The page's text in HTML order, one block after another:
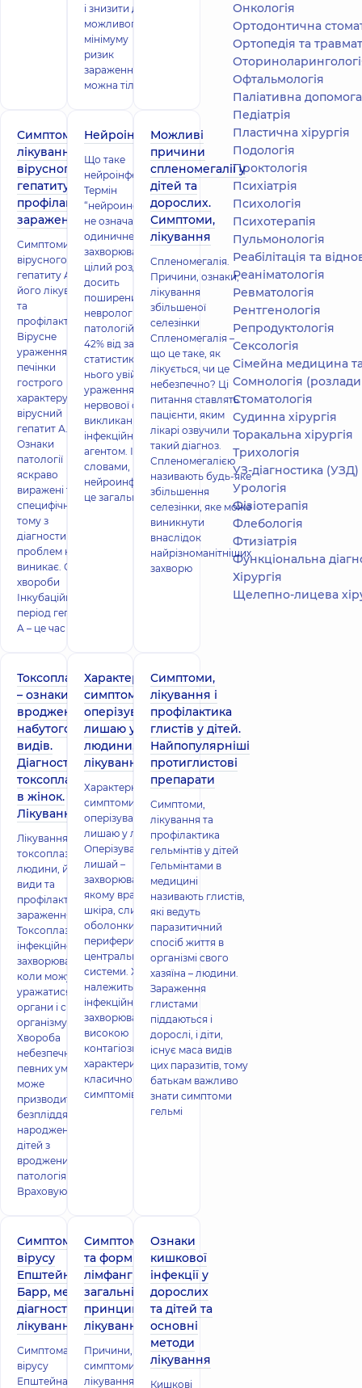
і знизити до
можливого
мінімуму
ризик
зараження
можна тільк
Симптоми і
лікування
вірусного
гепатиту А,
профілактика
зараження
Симптоми
вірусного
гепатиту A,
його лікування
та
профілактика
Вірусне
ураження
печінки
гострого
характеру – це
вірусний
гепатит А.
Ознаки
патології
яскраво
виражені та
специфічні,
тому з
діагностикою
проблем не
виникає. Опис
хвороби
Інкубаційний
період гепатиту
A – це час від мо
Нейроінфекція
Що таке
нейроінфекція?
Термін
“нейроинфекция»
не означає якесь
одиничне
захворювання. Це
цілий розділ
досить
поширених
неврологічних
патологій (понад
42% від загальної
статистики). До
нього увійшли
ураження
нервової системи,
викликані
інфекційним
агентом. Іншими
словами,
нейроинфекция –
це загальна
Можливі
причини
спленомегалії у
дітей та
дорослих.
Симптоми,
лікування
Спленомегалія.
Причини, ознаки,
лікування
збільшеної
селезінки
Спленомегалія –
що це таке, як
лікується, чи це
небезпечно? Ці
питання ставлять
пацієнти, яким
лікарі озвучили
такий діагноз.
Спленомегалією
називають будь-яке
збільшення
селезінки, яке може
виникнути
внаслідок
найрізноманітніших
захворю
Токсоплазмоз
– ознаки
вродженого і
набутого
видів.
Діагностика
токсоплазмозу
в жінок.
Лікування.
Лікування
токсоплазмозу у
людини, його
види та
профілактика
зараження
Токсоплазмоз –
інфекційне
захворювання,
коли можуть
уражатися всі
органи і системи
організму.
Хвороба
небезпечна, в
певних умовах
може
призводити до
безпліддя або
народження
дітей з
вродженими
патологіями.
Враховуючи це,
Характерні
симптоми
оперізувального
лишаю у
людини,
лікування
Характерні
симптоми
оперізувального
лишаю у людини
Оперізувальний
лишай –
захворювання, при
якому вражається
шкіра, слизові
оболонки, а також
периферична й
центральна нервові
системи. Хвороба
належить до
інфекційних
захворювань із
високою
контагіозністю і
характеризується
класичною тріадою
симптомів
Симптоми,
лікування і
профілактика
глистів у дітей.
Найпопулярніші
протиглистові
препарати
Симптоми,
лікування та
профілактика
гельмінтів у дітей
Гельмінтами в
медицині
називають глистів,
які ведуть
паразитичний
спосіб життя в
організмі свого
хазяїна – людини.
Зараження
глистами
піддаються і
дорослі, і діти,
існує маса видів
цих паразитів, тому
батькам важливо
знати симптоми
гельмі
Симптоматика
вірусу
Епштейна-
Барр, методи
діагностики,
лікування
Симптоматика
вірусу
Епштейна-Барр,
Симптоми
та форми
лімфангіту,
загальні
принципи
лікування
Причини,
симптоми та
лікування
Ознаки
кишкової
інфекції у
дорослих
та дітей та
основні
методи
лікування
Кишкові
Онкологія
Ортодонтична
Ортопедія та
Офтальмологія
Паліативна допомога
Педіатрія
Пластична хірургія
Подологiя
Проктологія
Психіатрія
Психологія
Психотерапія
Пульмонологія
Реабілітація та
Реаніматологія
Ревматологія
Рентгенологія
Репродуктологія
Сексологія
Сімейна медицина
Сомнологія
Стоматологія
Судинна хірургія
Торакальна хірургія
Трихологія
УЗ-діагностика (УЗД)
Урологія
Фізіотерапія
Флебологія
Фтизіатрія
Функціональна діагностика
Хірургія
Щелепно-лицева